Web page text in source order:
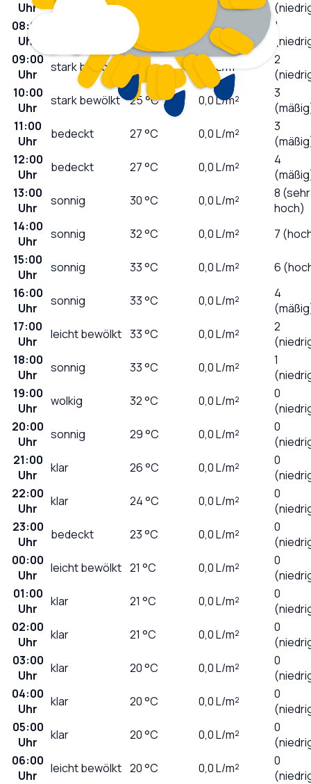
Uhr
08:00
Uhr
21 0,0 L/m²
1
09:00
Uhr
stark bewölkt °C 0,0L/m²
2
10:00
Uhr
stark bewölkt 25°C 0,0L/m²
3
11:00
Uhr
bedeckt 27°C 0,0L/m²
3
12:00
Uhr
bedeckt 27°C 0,0L/m²
4
13:00
Uhr
sonnig 30°C 0,0L/m²
8 (sehr
hoch)
14:00
Uhr
sonnig 32°C 0,0L/m²
7
15:00
Uhr
sonnig 33°C 0,0L/m²
6
16:00
Uhr
sonnig 33°C 0,0L/m²
4
17:00
Uhr
leicht bewölkt 33°C 0,0L/m²
2
18:00
Uhr
sonnig 33°C 0,0L/m²
1
19:00
Uhr
wolkig 32°C 0,0L/m²
0
20:00
Uhr
sonnig 29°C 0,0L/m²
0
21:00
Uhr
klar 26°C 0,0L/m²
0
22:00
Uhr
klar 24°C 0,0L/m²
0
23:00
Uhr
bedeckt 23°C 0,0L/m²
0
00:00
Uhr
leicht bewölkt 21 °C 0,0L/m²
0
01:00
Uhr
klar 21 °C 0,0L/m²
0
02:00
Uhr
klar 21 °C 0,0L/m²
0
03:00
Uhr
klar 20°C 0,0L/m²
0
04:00
Uhr
klar 20°C 0,0L/m²
0
05:00
Uhr
klar 20°C 0,0L/m²
0
06:00
Uhr
leicht bewölkt 20°C 0,0L/m²
0